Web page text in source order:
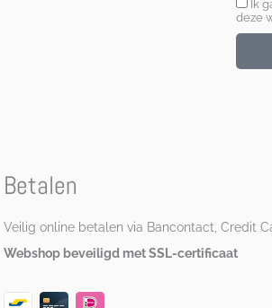
Ik
deze
Betalen
Veilig online betalen via Bancontact, Credit
Webshop beveiligd met SSL-certificaat